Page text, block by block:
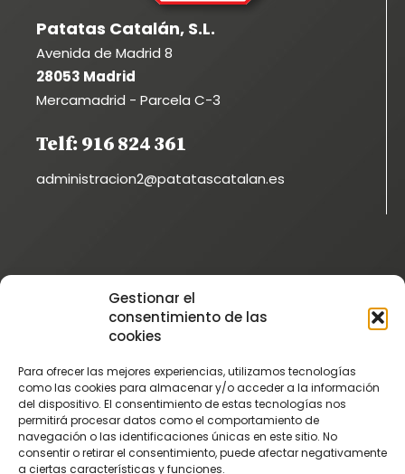
Gestionar el
consentimiento de las
cookies
Para ofrecer las mejores experiencias, utilizamos tecnologías
como las cookies para almacenar y/o acceder a la información
del dispositivo. El consentimiento de estas tecnologías nos
permitirá procesar datos como el comportamiento de
navegación o las identificaciones únicas en este sitio. No
consentir o retirar el consentimiento, puede afectar negativamente
a ciertas características y funciones.
Patatas Catalán, S.L.
Avenida de Madrid 8
28053 Madrid
Mercamadrid - Parcela C-3
Telf: 916 824 361
administracion2@patatascatalan.es
Instagram
@patatascatalan
Facebook
Vimeo
Patatascatalan
Youtube
PatatasCatalan